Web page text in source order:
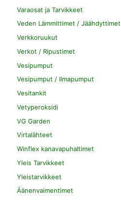
Varaosat ja Tarvikkeet
Veden Lämmittimet / Jäähdyttimet
Verkkoruukut
Verkot / Ripustimet
Vesipumput
Vesipumput / Ilmapumput
Vesitankit
Vetyperoksidi
VG Garden
Virtalähteet
Winflex kanavapuhaltimet
Yleis Tarvikkeet
Yleistarvikkeet
Äänenvaimentimet